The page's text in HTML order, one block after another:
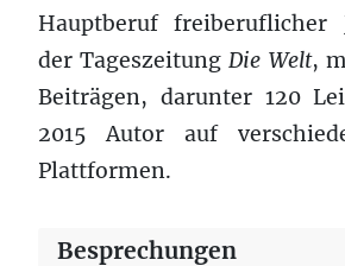
Hauptberuf freiberuflicher
der TageszeitungDie Welt,
Beiträgen, darunter 120
2015 Autor auf
Plattformen.
Besprechungen